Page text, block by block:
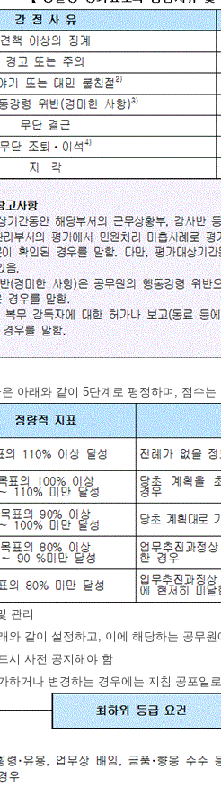
아래와 같이 5단계로 평정하며, 점수
관리
와 같이 설정하고, 이에 해당하는 공무
시 사전 공지해야 함
하거나 변경하는 경우에는 지침 공포일